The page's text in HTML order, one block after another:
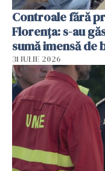
Controale fără
Florența: s-au
sumă imensă de
31 IULIE 2026